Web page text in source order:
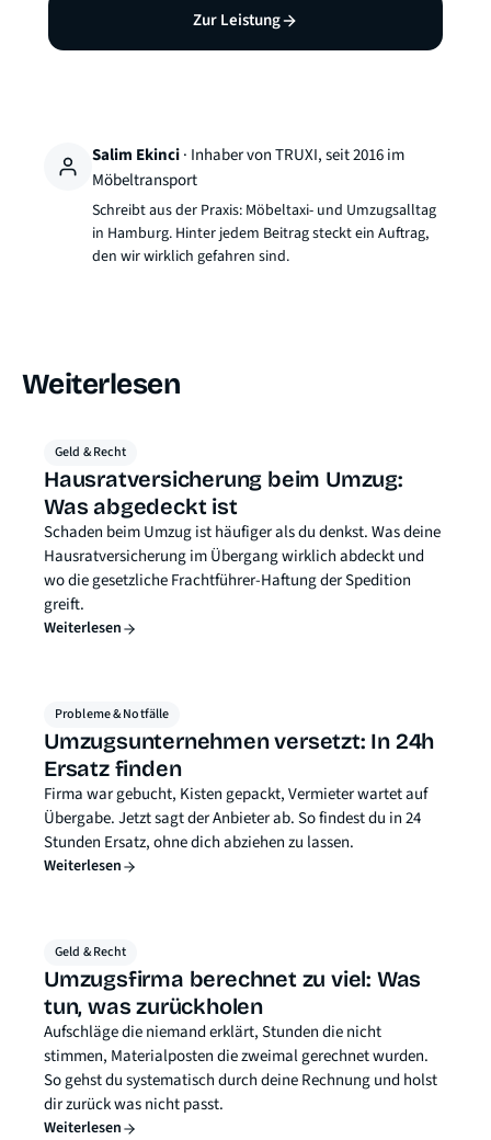
Zur Leistung
Salim Ekinci· Inhaber von TRUXI, seit 2016 im
Möbeltransport
Schreibt aus der Praxis: Möbeltaxi- und Umzugsalltag
in Hamburg. Hinter jedem Beitrag steckt ein Auftrag,
den wir wirklich gefahren sind.
Weiterlesen
Geld & Recht
Hausratversicherung beim Umzug:
Was abgedeckt ist
Schaden beim Umzug ist häufiger als du denkst. Was deine
Hausratversicherung im Übergang wirklich abdeckt und
wo die gesetzliche Frachtführer-Haftung der Spedition
greift.
Weiterlesen
Probleme & Notfälle
Umzugsunternehmen versetzt: In 24h
Ersatz finden
Firma war gebucht, Kisten gepackt, Vermieter wartet auf
Übergabe. Jetzt sagt der Anbieter ab. So findest du in 24
Stunden Ersatz, ohne dich abziehen zu lassen.
Weiterlesen
Geld & Recht
Umzugsfirma berechnet zu viel: Was
tun, was zurückholen
Aufschläge die niemand erklärt, Stunden die nicht
stimmen, Materialposten die zweimal gerechnet wurden.
So gehst du systematisch durch deine Rechnung und holst
dir zurück was nicht passt.
Weiterlesen